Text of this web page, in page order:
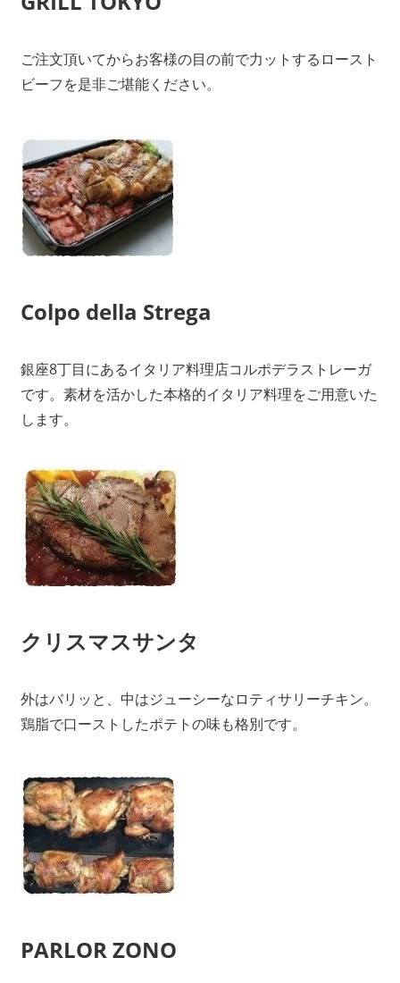
ご注文頂いてからお客様の目の前で力ットするロースト
ビーフを是非ご堪能ください。
Colpo della Strega
銀座8丁目にあるイタリア料理店コルポデラストレーガ
です。素材を活かした本格的イタリア料理をご用意いた
します。
クリスマスサンタ
外はバリッと、中はジューシーなロティサリーチキン。
鶏脂で口ーストしたポテトの味も格別です。
PARLOR ZONO